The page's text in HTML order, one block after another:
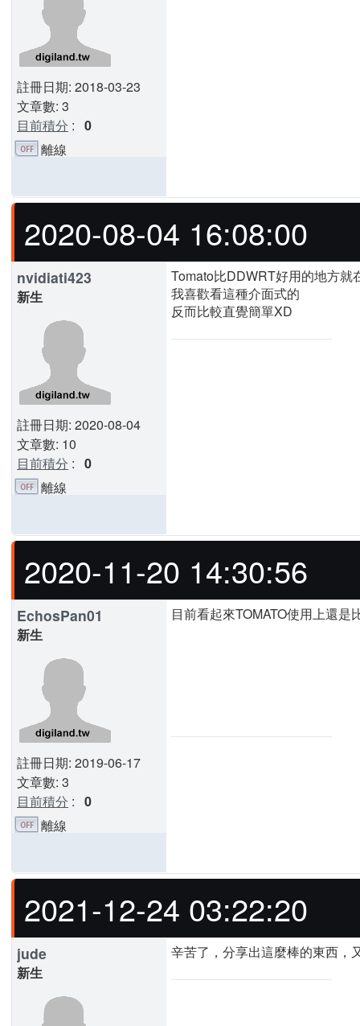
註冊日期: 2018-03-23
文章數: 3
目前積分 : 0
離線
2020-08-04 16:08:00
nvidiati423
新生
註冊日期: 2020-08-04
文章數: 10
目前積分 : 0
Tomato比DDWRT好用的地方就
我喜歡看這種介面式的
反而比較直覺簡單XD
離線
2020-11-20 14:30:56
EchosPan01
新生
註冊日期: 2019-06-17
文章數: 3
目前積分 : 0
目前看起來TOMATO使用上還是
離線
2021-12-24 03:22:20
jude
新生
辛苦了，分享出這麼棒的東西，